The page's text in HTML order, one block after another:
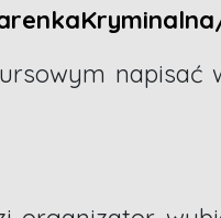
napisać